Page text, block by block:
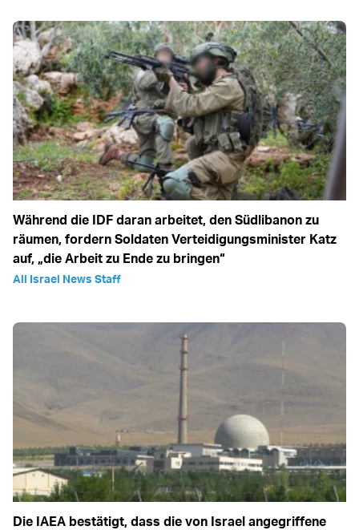
Während die IDF daran arbeitet, den Südlibanon zu
räumen, fordern Soldaten Verteidigungsminister Katz
auf, „die Arbeit zu Ende zu bringen“
All Israel News Staff
Die IAEA bestätigt, dass die von Israel angegriffene